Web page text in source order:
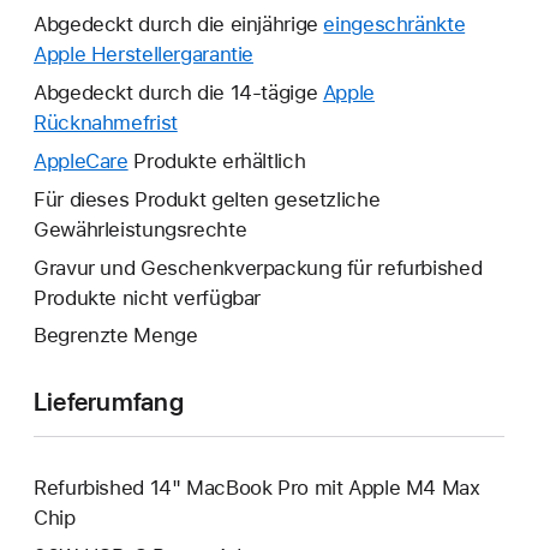
Abgedeckt durch die einjährige eingeschränkte
Apple Herstellergarantie
neues
geöffnet.
Abgedeckt durch die 14-tägige Apple
RücknahmefristEin
neues
wird
geöffnet.
AppleCare Ein
neues
Fenster
geöffnet.
Produkte erhältlich
Für dieses Produkt gelten gesetzliche
Gewährleistungsrechte
Gravur und Geschenkverpackung für refurbished
Produkte nicht verfügbar
Begrenzte Menge
Lieferumfang
Refurbished 14" MacBook Pro mit Apple M4 Max
Chip